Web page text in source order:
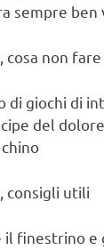
sempre ben
, cosa non fare
di giochi di
del dolore
, consigli utili
finestrino e